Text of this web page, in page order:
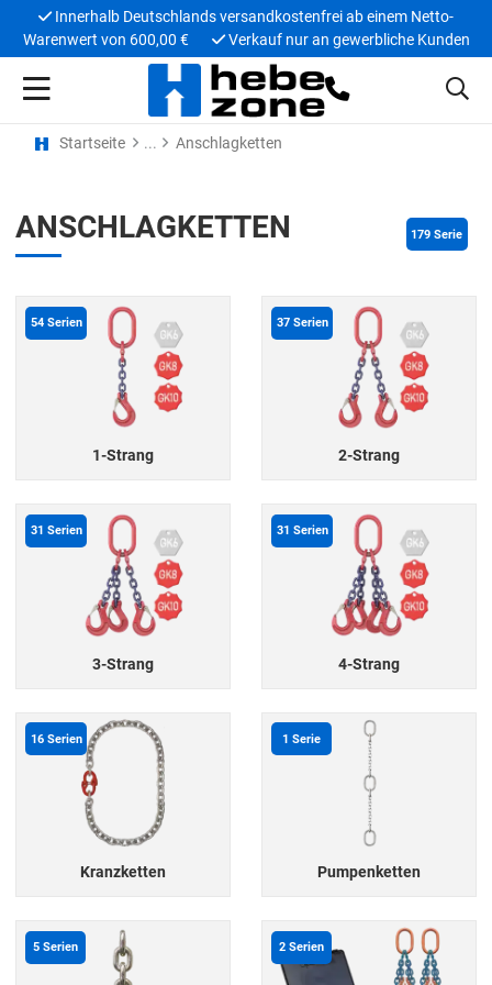
Innerhalb Deutschlands versandkostenfrei ab einem Netto-
Warenwert von 600,00 €
Verkauf nur an gewerbliche Kunden
Startseite Anschlagketten
ANSCHLAGKETTEN 179 Serie
54 Serien
1-Strang
37 Serien
2-Strang
31 Serien
3-Strang
31 Serien
4-Strang
16 Serien
Kranzketten
1 Serie
Pumpenketten
5 Serien 2 Serien